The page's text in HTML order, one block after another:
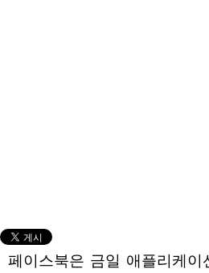
페이스북은 금일 애플리케이